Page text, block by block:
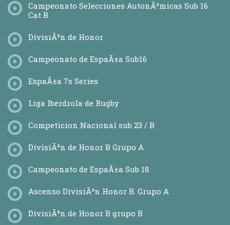
Campeonato Selecciones AutonÃ³micas Sub 16
Cat B
DivisiÃ³n de Honor
Campeonato de EspaÃ±a Sub16
EspaÃ±a 7s Series
Liga Iberdrola de Rugby
Competicion Nacional sub 23 / B
DivisiÃ³n de Honor B Grupo A
Campeonato de EspaÃ±a Sub 18
Ascenso DivisiÃ³n Honor B. Grupo A
DivisiÃ³n de Honor B grupo B